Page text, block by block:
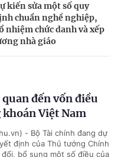
kiến sửa một số quy
chuẩn nghề nghiệp,
nhiệm chức danh và xếp
nhà giáo
đến vốn điều
khoán Việt Nam
- Bộ Tài chính đang dự
định của Thủ tướng Chính
đổi, bổ sung một số điều của